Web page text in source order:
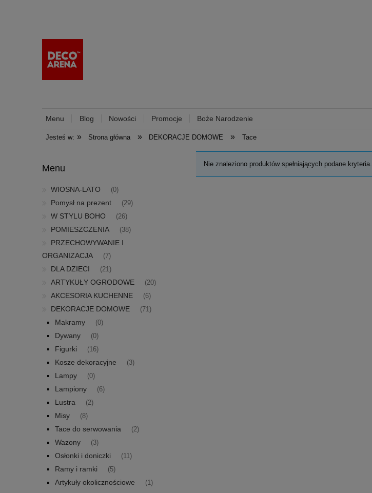
Menu Blog Nowości Promocje Boże Narodzenie
Jesteś w: » Strona główna » DEKORACJE DOMOWE » Tace
Menu
WIOSNA-LATO (0)
Pomysł na prezent (29)
W STYLU BOHO (26)
POMIESZCZENIA (38)
PRZECHOWYWANIE I
ORGANIZACJA
(7)
DLA DZIECI (21)
ARTYKUŁY OGRODOWE (20)
AKCESORIA KUCHENNE (6)
DEKORACJE DOMOWE (71)
Makramy (0)
Dywany (0)
Figurki (16)
Kosze dekoracyjne (3)
Lampy (0)
Lampiony (6)
Lustra (2)
Misy (8)
Tace do serwowania (2)
Wazony (3)
Osłonki i doniczki (11)
Ramy i ramki (5)
Artykuły okolicznościowe (1)
Nie znaleziono produktów spełniających podane kryteria.